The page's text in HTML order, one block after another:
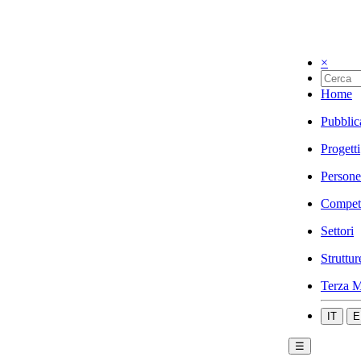
×
Home
Progetti
Persone
Settori
Terza
IT
☰